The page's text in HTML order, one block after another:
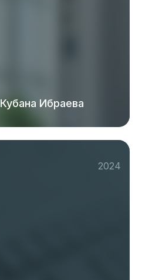
Ибраева
2024